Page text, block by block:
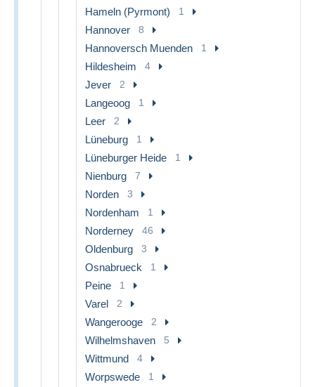
Hameln (Pyrmont) 1
Hannover 8
Hannoversch Muenden 1
Hildesheim 4
Jever 2
Langeoog 1
Leer 2
Lüneburg 1
Lüneburger Heide 1
Nienburg 7
Norden 3
Nordenham 1
Norderney 46
Oldenburg 3
Osnabrueck 1
Peine 1
Varel 2
Wangerooge 2
Wilhelmshaven 5
Wittmund 4
Worpswede 1